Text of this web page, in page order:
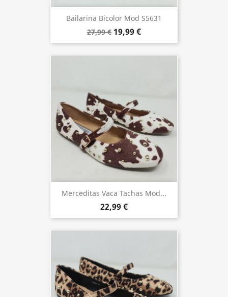
Bailarina Bicolor Mod S5631
27,99 € 19,99 €
Merceditas Vaca Tachas Mod...
22,99 €